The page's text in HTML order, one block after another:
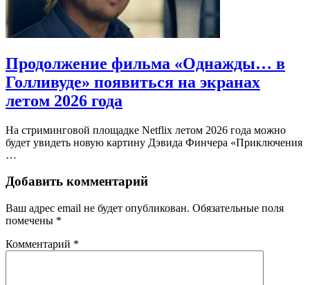
Продолжение фильма «Однажды… в
Голливуде» появиться на экранах
летом 2026 года
На стриминговой площадке Netflix летом 2026 года можно
будет увидеть новую картину Дэвида Финчера «Приключения
…
Добавить комментарий
Ваш адрес email не будет опубликован. Обязательные поля
помечены *
Комментарий *